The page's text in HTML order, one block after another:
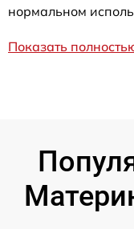
нормальном
Показать